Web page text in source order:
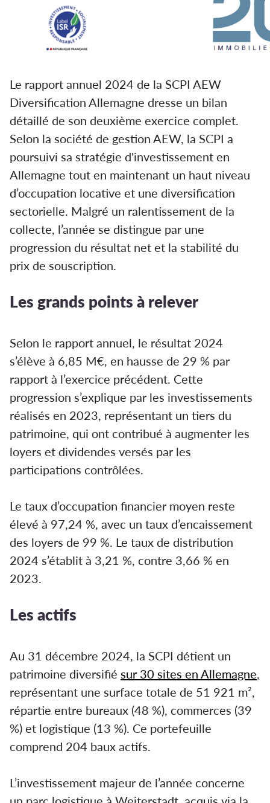
Le rapport annuel 2024 de la SCPI AEW
Diversification Allemagne dresse un bilan
détaillé de son deuxième exercice complet.
Selon la société de gestion AEW, la SCPI a
poursuivi sa stratégie d'investissement en
Allemagne tout en maintenant un haut niveau
d’occupation locative et une diversification
sectorielle. Malgré un ralentissement de la
collecte, l’année se distingue par une
progression du résultat net et la stabilité du
prix de souscription.
Les grands points à relever
Selon le rapport annuel, le résultat 2024
s’élève à 6,85 M€, en hausse de 29 % par
rapport à l’exercice précédent. Cette
progression s’explique par les investissements
réalisés en 2023, représentant un tiers du
patrimoine, qui ont contribué à augmenter les
loyers et dividendes versés par les
participations contrôlées.
Le taux d’occupation financier moyen reste
élevé à 97,24 %, avec un taux d’encaissement
des loyers de 99 %. Le taux de distribution
2024 s’établit à 3,21 %, contre 3,66 % en
2023.
Les actifs
Au 31 décembre 2024, la SCPI détient un
patrimoine diversifié sur 30 sites en Allemagne
représentant une surface totale de 51 921 m²,
répartie entre bureaux (48 %), commerces (39
%) et logistique (13 %). Ce portefeuille
comprend 204 baux actifs.
L’investissement majeur de l’année concerne